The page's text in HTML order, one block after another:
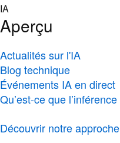
Skip
to
content
IA
Aperçu
Actualités sur l'IA
Blog technique
Événements IA en direct
Qu’est-ce que l’inférence
Découvrir notre approche